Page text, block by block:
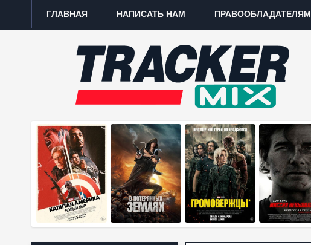
ГЛАВНАЯ НАПИСАТЬ НАМ ПРАВООБЛАДАТЕЛЯМ